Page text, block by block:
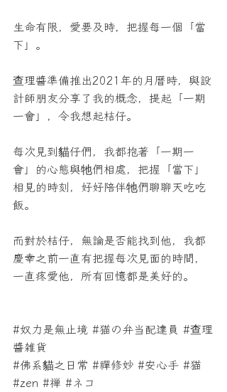
生命有限，愛要及時，把握每一個「當
下」。
查理醬準備推出2021年的月曆時，與設
計師朋友分享了我的概念，提起「一期
一會」，令我想起桔仔。
每次見到貓仔們，我都抱著「一期一
會」的心態與牠們相處，把握「當下」
相見的時刻，好好陪伴牠們聊聊天吃吃
飯。
而對於桔仔，無論是否能找到他，我都
慶幸之前一直有把握每次見面的時間，
一直疼愛他，所有回憶都是美好的。
#奴力是無止境 #猫の弁当配達員 #查理
醬雑貨
#佛系貓之日常 #禪修妙 #安心手 #猫
#zen #禅 #ネコ